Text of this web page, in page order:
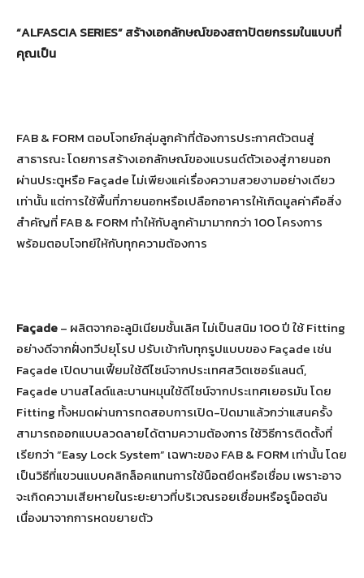
“ALFASCIA SERIES”สร้างเอกลักษณ์ของสถาปัตยกรรมในแบบที่
คุณเป็น
FAB & FORM ตอบโจทย์กลุ่มลูกค้าที่ต้องการประกาศตัวตนสู่
สาธารณะ โดยการสร้างเอกลักษณ์ของแบรนด์ตัวเองสู่ภายนอก
ผ่านประตูหรือ Façade ไม่เพียงแค่เรื่องความสวยงามอย่างเดียว
เท่านั้น แต่การใช้พื้นที่ภายนอกหรือเปลือกอาคารให้เกิดมูลค่าคือสิ่ง
สำคัญที่ FAB & FORM ทำให้กับลูกค้ามามากกว่า 100 โครงการ
พร้อมตอบโจทย์ให้กับทุกความต้องการ
Façade– ผลิตจากอะลูมิเนียมชั้นเลิศ ไม่เป็นสนิม 100 ปี ใช้ Fitting
อย่างดีจากฝั่งทวีปยุโรป ปรับเข้ากับทุกรูปแบบของ Façade เช่น
Façade เปิดบานเฟี้ยมใช้ดีไซน์จากประเทศสวิตเซอร์แลนด์,
Façade บานสไลด์และบานหมุนใช้ดีไซน์จากประเทศเยอรมัน โดย
Fitting ทั้งหมดผ่านการทดสอบการเปิด-ปิดมาแล้วกว่าแสนครั้ง
สามารถออกแบบลวดลายได้ตามความต้องการ ใช้วิธีการติดตั้งที่
เรียกว่า “Easy Lock System” เฉพาะของ FAB & FORM เท่านั้น โดย
เป็นวิธีที่แขวนแบบคลิกล็อคแทนการใช้น็อตยึดหรือเชื่อม เพราะอาจ
จะเกิดความเสียหายในระยะยาวที่บริเวณรอยเชื่อมหรือรูน็อตอัน
เนื่องมาจากการหดขยายตัว